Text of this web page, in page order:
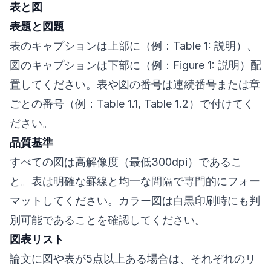
表と図
表題と図題
表のキャプションは上部に（例：Table 1: 説明）、
図のキャプションは下部に（例：Figure 1: 説明）配
置してください。表や図の番号は連続番号または章
ごとの番号（例：Table 1.1, Table 1.2）で付けてく
ださい。
品質基準
すべての図は高解像度（最低300dpi）であるこ
と。表は明確な罫線と均一な間隔で専門的にフォー
マットしてください。カラー図は白黒印刷時にも判
別可能であることを確認してください。
図表リスト
論文に図や表が5点以上ある場合は、それぞれのリ